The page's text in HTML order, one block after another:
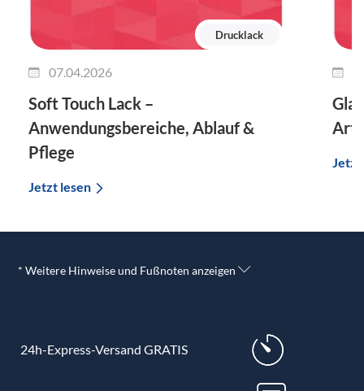
Drucklack
07.04.2026
Soft Touch Lack –
Anwendungsbereiche, Ablauf &
Pflege
Jetzt lesen
Jetzt
* Weitere Hinweise und Fußnoten anzeigen
24h-Express-Versand GRATIS